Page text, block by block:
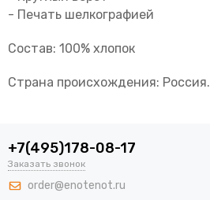
- Печать шелкографией
Состав: 100% хлопок
Страна происхождения: Россия.
+7(495)178-08-17
Заказать звонок
order@enotenot.ru